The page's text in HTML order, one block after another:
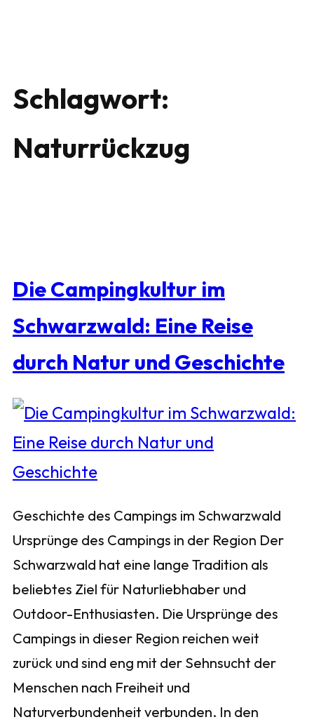
Schlagwort:
Naturrückzug
Die Campingkultur im
Schwarzwald: Eine Reise
durch Natur und Geschichte
Geschichte des Campings im Schwarzwald
Ursprünge des Campings in der Region Der
Schwarzwald hat eine lange Tradition als
beliebtes Ziel für Naturliebhaber und
Outdoor-Enthusiasten. Die Ursprünge des
Campings in dieser Region reichen weit
zurück und sind eng mit der Sehnsucht der
Menschen nach Freiheit und
Naturverbundenheit verbunden. In den